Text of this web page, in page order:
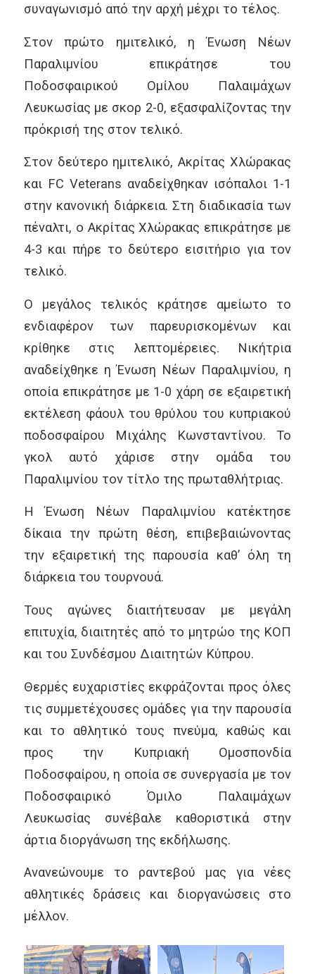
συναγωνισμό από την αρχή μέχρι το τέλος.
Στον πρώτο ημιτελικό, η Ένωση Νέων
Παραλιμνίου επικράτησε του
Ποδοσφαιρικού Ομίλου Παλαιμάχων
Λευκωσίας με σκορ 2-0, εξασφαλίζοντας την
πρόκρισή της στον τελικό.
Στον δεύτερο ημιτελικό, Ακρίτας Χλώρακας
και FC Veterans αναδείχθηκαν ισόπαλοι 1-1
στην κανονική διάρκεια. Στη διαδικασία των
πέναλτι, ο Ακρίτας Χλώρακας επικράτησε με
4-3 και πήρε το δεύτερο εισιτήριο για τον
τελικό.
Ο μεγάλος τελικός κράτησε αμείωτο το
ενδιαφέρον των παρευρισκομένων και
κρίθηκε στις λεπτομέρειες. Νικήτρια
αναδείχθηκε η Ένωση Νέων Παραλιμνίου, η
οποία επικράτησε με 1-0 χάρη σε εξαιρετική
εκτέλεση φάουλ του θρύλου του κυπριακού
ποδοσφαίρου Μιχάλης Κωνσταντίνου. Το
γκολ αυτό χάρισε στην ομάδα του
Παραλιμνίου τον τίτλο της πρωταθλήτριας.
Η Ένωση Νέων Παραλιμνίου κατέκτησε
δίκαια την πρώτη θέση, επιβεβαιώνοντας
την εξαιρετική της παρουσία καθ’ όλη τη
διάρκεια του τουρνουά.
Τους αγώνες διαιτήτευσαν με μεγάλη
επιτυχία, διαιτητές από το μητρώο της ΚΟΠ
και του Συνδέσμου Διαιτητών Κύπρου.
Θερμές ευχαριστίες εκφράζονται προς όλες
τις συμμετέχουσες ομάδες για την παρουσία
και το αθλητικό τους πνεύμα, καθώς και
προς την Κυπριακή Ομοσπονδία
Ποδοσφαίρου, η οποία σε συνεργασία με τον
Ποδοσφαιρικό Όμιλο Παλαιμάχων
Λευκωσίας συνέβαλε καθοριστικά στην
άρτια διοργάνωση της εκδήλωσης.
Ανανεώνουμε το ραντεβού μας για νέες
αθλητικές δράσεις και διοργανώσεις στο
μέλλον.